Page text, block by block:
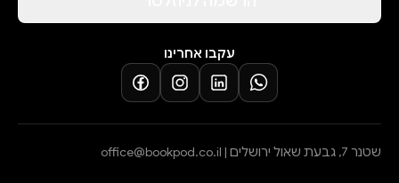
עקבו אחרינו
שטנר 7, גבעת שאול ירושלים | office@bookpod.co.il